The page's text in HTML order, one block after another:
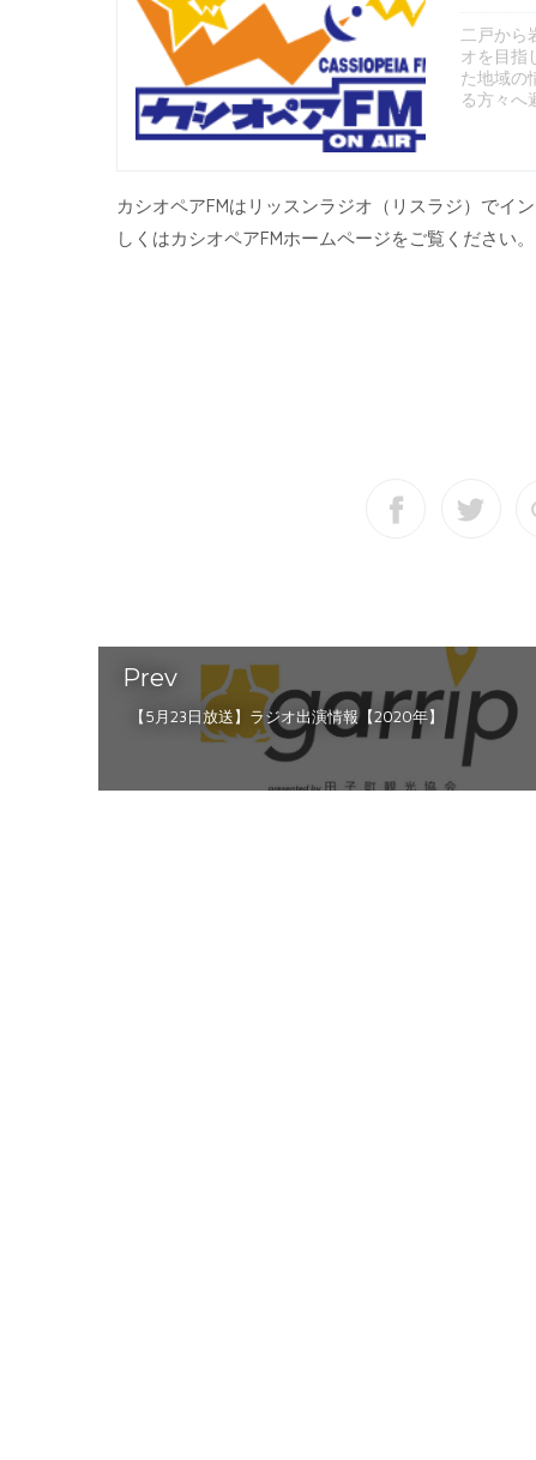
二戸から
オを目指
た地域の
る方々へ
カシオペアFMはリッスンラジオ（リスラジ）でイ
しくはカシオペアFMホームページをご覧ください。
Prev
【5月23日放送】ラジオ出演情報【2020年】